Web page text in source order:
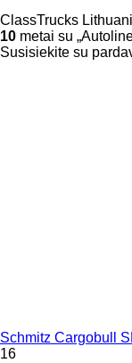
ClassTrucks
10 metai su
Susisiekite su
Schmitz Cargobull
16